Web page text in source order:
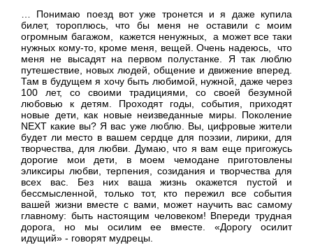
… Понимаю поезд вот уже тронется и я даже купила
билет, тороплюсь, что бы меня не оставили с моим
огромным багажом, кажется ненужных, а может все таки
нужных кому-то, кроме меня, вещей. Очень надеюсь, что
меня не высадят на первом полустанке. Я так люблю
путешествие, новых людей, общение и движение вперед.
Там в будущем я хочу быть любимой, нужной, даже через
100 лет, со своими традициями, со своей безумной
любовью к детям. Проходят годы, события, приходят
новые дети, как новые неизведанные миры. Поколение
NEХТ какие вы? Я вас уже люблю. Вы, цифровые жители
будет ли место в вашем сердце для поэзии, лирики, для
творчества, для любви. Думаю, что я вам еще пригожусь
дорогие мои дети, в моем чемодане приготовлены
эликсиры любви, терпения, созидания и творчества для
всех вас. Без них ваша жизнь окажется пустой и
бессмысленной, только тот, кто пережил все события
вашей жизни вместе с вами, может научить вас самому
главному: быть настоящим человеком! Впереди трудная
дорога, но мы осилим ее вместе. «Дорогу осилит
идущий» - говорят мудрецы.